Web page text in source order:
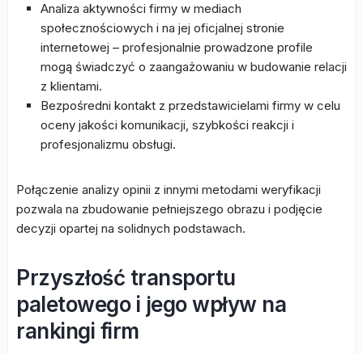
Analiza aktywności firmy w mediach
społecznościowych i na jej oficjalnej stronie
internetowej – profesjonalnie prowadzone profile
mogą świadczyć o zaangażowaniu w budowanie relacji
z klientami.
Bezpośredni kontakt z przedstawicielami firmy w celu
oceny jakości komunikacji, szybkości reakcji i
profesjonalizmu obsługi.
Połączenie analizy opinii z innymi metodami weryfikacji
pozwala na zbudowanie pełniejszego obrazu i podjęcie
decyzji opartej na solidnych podstawach.
Przyszłość transportu
paletowego i jego wpływ na
rankingi firm